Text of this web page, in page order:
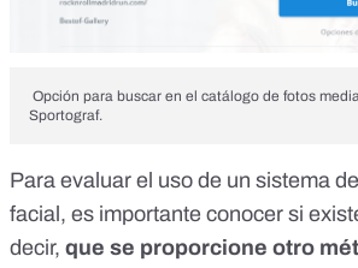
Opción para buscar en el catálogo de fotos
Sportograf.
Para evaluar el uso de un sistema
facial, es importante conocer si
decir, que se proporcione otro